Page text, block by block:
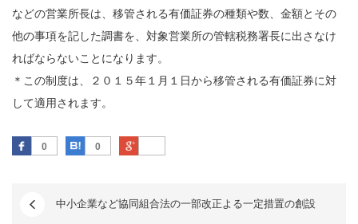
などの営業所長は、移管される有価証券の種類や数、金額とその
他の事項を記した調書を、対象営業所の管轄税務署長に出さなけ
ればならないことになります。
＊この制度は、２０１５年１月１日から移管される有価証券に対
して適用されます。
0
Facebook 0
はてなブックマーク
中小企業など協同組合法の一部改正よる一定措置の創設